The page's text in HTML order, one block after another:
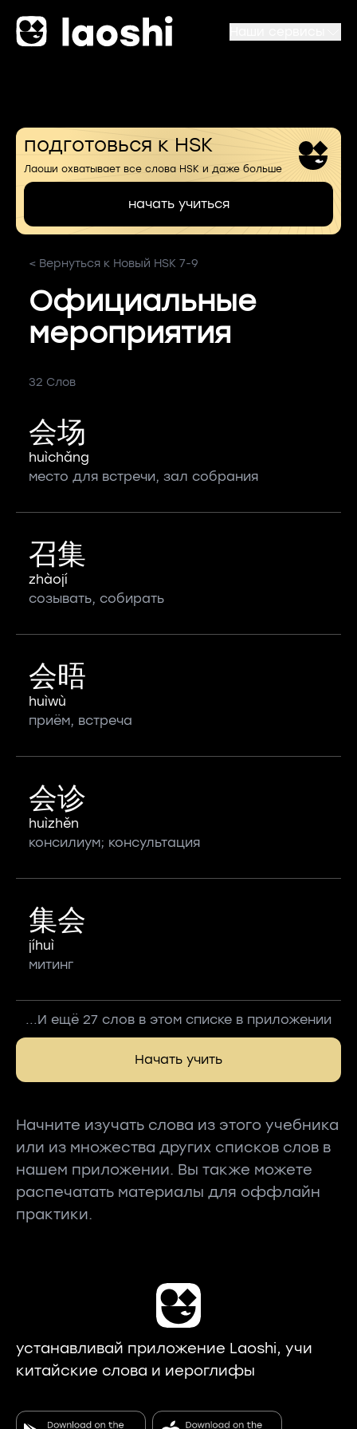
подготовься к HSK
Лаоши охватывает все слова HSK и даже больше
начать учиться
< Вернуться к Новый HSK 7-9
Официальные
мероприятия
32 Слов
会场
huìchǎng
место для встречи, зал собрания
召集
zhàojí
созывать, собирать
会晤
huìwù
приём, встреча
会诊
huìzhěn
консилиум; консультация
集会
jíhuì
митинг
...И ещё 27 слов в этом списке в приложении
Начать учить
Начните изучать слова из этого учебника
или из множества других списков слов в
нашем приложении. Вы также можете
распечатать материалы для оффлайн
практики.
устанавливай приложение Laoshi, учи
китайские слова и иероглифы